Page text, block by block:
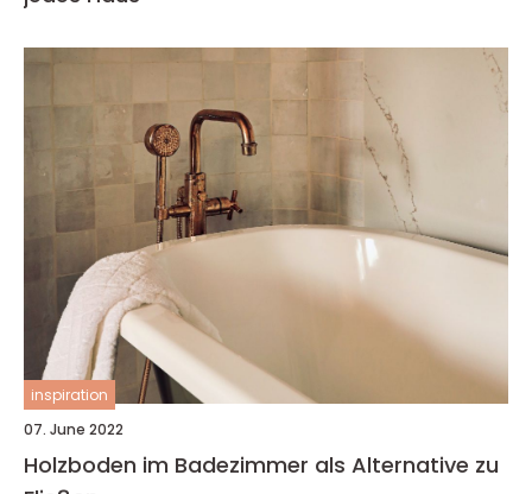
inspiration
07. June 2022
Holzboden im Badezimmer als Alternative zu